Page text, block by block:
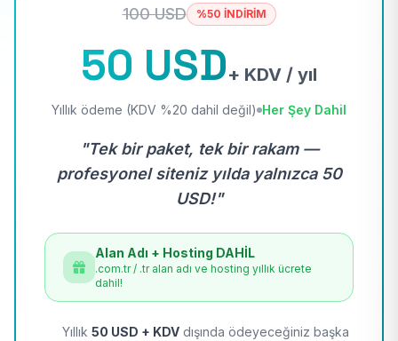
100 USD %50 İNDİRİM
50 USD+ KDV / yıl
Yıllık ödeme (KDV %20 dahil değil) Her Şey Dahil
"Tek bir paket, tek bir rakam —
profesyonel siteniz yılda yalnızca 50
USD!"
Alan Adı + Hosting DAHİL
.com.tr / .tr alan adı ve hosting yıllık ücrete
dahil!
Yıllık 50 USD + KDV dışında ödeyeceğiniz başka